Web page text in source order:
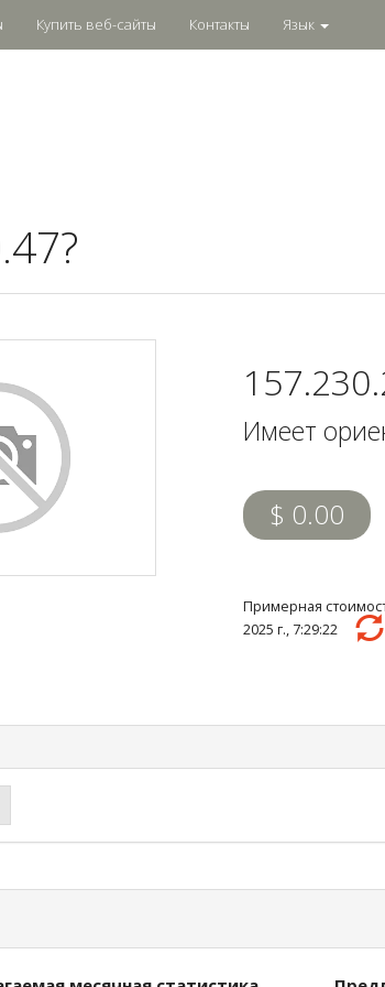
Купить веб-сайты Контакты Язык
Имеет
$ 0.00
Примерная
2025 г., 7:29:22